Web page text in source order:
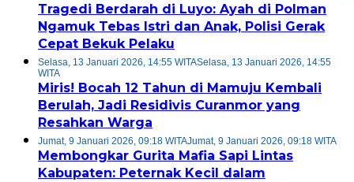
Tragedi Berdarah di Luyo: Ayah di Polman
Ngamuk Tebas Istri dan Anak, Polisi Gerak
Cepat Bekuk Pelaku
Selasa, 13 Januari 2026, 14:55 WITASelasa, 13 Januari 2026, 14:55
WITA
Miris! Bocah 12 Tahun di Mamuju Kembali
Berulah, Jadi Residivis Curanmor yang
Resahkan Warga
Jumat, 9 Januari 2026, 09:18 WITAJumat, 9 Januari 2026, 09:18 WITA
Membongkar Gurita Mafia Sapi Lintas
Kabupaten: Peternak Kecil dalam